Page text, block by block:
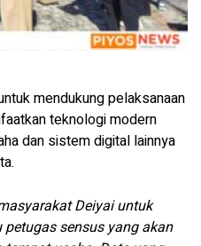
mendukung pelaksanaan
teknologi modern
dan sistem digital lainnya
Deiyai untuk
sensus yang akan